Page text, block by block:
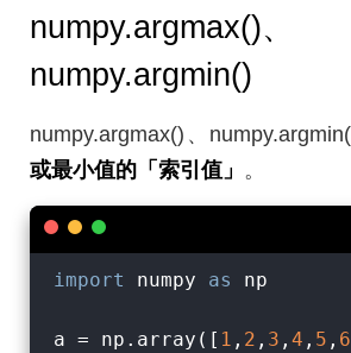
numpy.argmax()、
numpy.argmin()
numpy.argmax()、
或最小值的「索引值」 。
import numpy as np
a = np.array([ 1 , 2 , 3 , 4 , 5 , 6